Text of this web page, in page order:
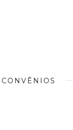
CONVÊNIOS